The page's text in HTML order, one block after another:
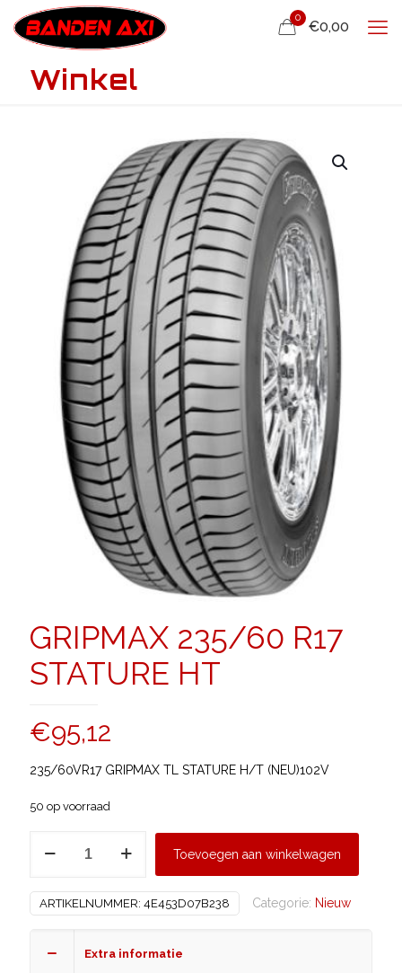
0
€0,00
Winkel
GRIPMAX 235/60 R17
STATURE HT
€95,12
235/60VR17 GRIPMAX TL STATURE H/T (NEU)102V
50 op voorraad
STATURE
aantal
Toevoegen aan winkelwagen
ARTIKELNUMMER: 4E453D07B238 Categorie: Nieuw
Extra informatie